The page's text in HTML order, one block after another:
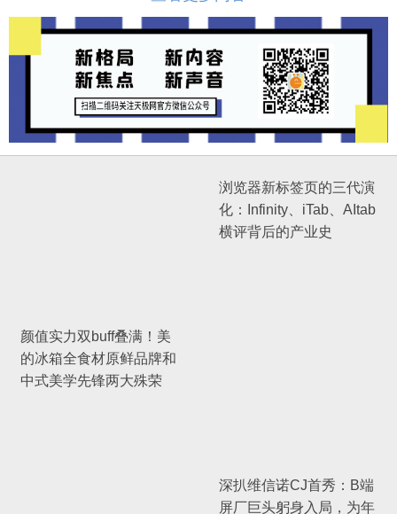
浏览器新标签页的三代演
化：Infinity、iTab、AItab
横评背后的产业史
颜值实力双buff叠满！美
的冰箱全食材原鲜品牌和
中式美学先锋两大殊荣
深扒维信诺CJ首秀：B端
屏厂巨头躬身入局，为年